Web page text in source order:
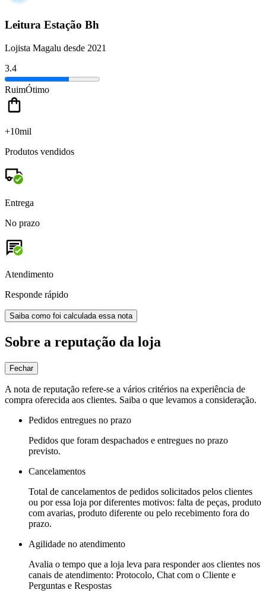
Leitura Estação Bh
Lojista Magalu desde 2021
3.4
RuimÓtimo
+10mil
Produtos vendidos
Entrega
No prazo
Atendimento
Responde rápido
Saiba como foi calculada essa nota
Sobre a reputação da loja
Fechar
A nota de reputação refere-se a vários critérios na experiência de
compra oferecida aos clientes. Saiba o que levamos a consideração.
Pedidos entregues no prazo
Pedidos que foram despachados e entregues no prazo
previsto.
Cancelamentos
Total de cancelamentos de pedidos solicitados pelos clientes
ou por essa loja por diferentes motivos: falta de peças, produto
com avarias, produto diferente ou pelo recebimento fora do
prazo.
Agilidade no atendimento
Avalia o tempo que a loja leva para responder aos clientes nos
canais de atendimento: Protocolo, Chat com o Cliente e
Perguntas e Respostas